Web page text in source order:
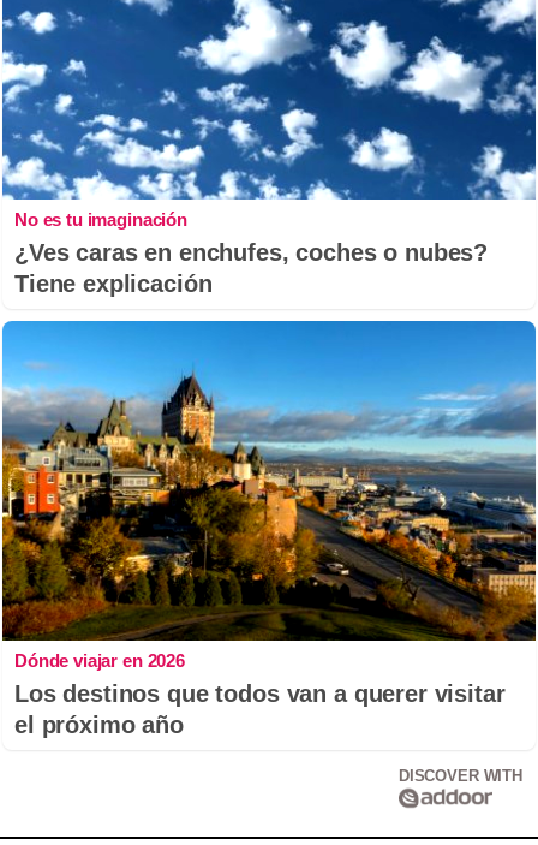
No es tu imaginación
¿Ves caras en enchufes, coches o nubes?
Tiene explicación
Dónde viajar en 2026
Los destinos que todos van a querer visitar
el próximo año
DISCOVER WITH